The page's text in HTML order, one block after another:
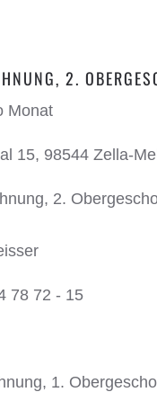
2.
Monat
15, 98544 Zella-
2.
78 72 - 15